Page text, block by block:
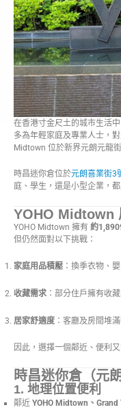
在香港寸金尺土的城市生活
多為年輕家庭及專業人士，
Midtown 位於新界元朗元龍
時昌迷你倉位於元朗喜業街3
庭、學生，還是小型企業，
YOHO Midtown
YOHO Midtown 擁有 約
但仍然面對以下挑戰：
家庭用品積壓 ：換季衣物、
收藏需求 ：部分住戶擁有收
居家舒適度 ：客廳及房間堆
因此，選擇一個鄰近、便利
時昌迷你倉（元
1. 地理位置便利
鄰近 YOHO Midtown、Grand